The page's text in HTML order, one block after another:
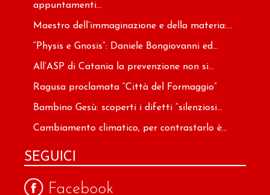
appuntamenti...
Maestro dell’immaginazione e della materia:...
“Physis e Gnosis”: Daniele Bongiovanni ed...
All’ASP di Catania la prevenzione non si...
Ragusa proclamata “Città del Formaggio”
Bambino Gesù: scoperti i difetti “silenziosi...
Cambiamento climatico, per contrastarlo è...
SEGUICI
Facebook